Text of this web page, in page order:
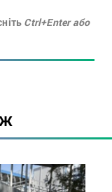
Ctrl+Enter або